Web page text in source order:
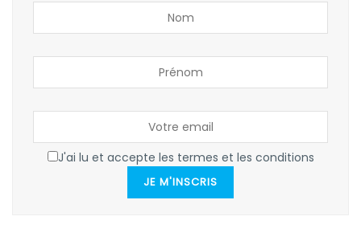
J'ai lu et accepte les termes et les conditions
JE M'INSCRIS